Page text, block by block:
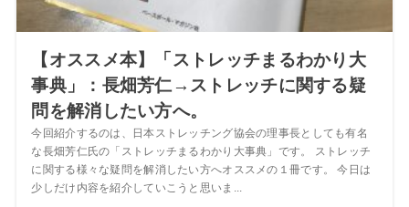
【オススメ本】「ストレッチまるわかり大
事典」：長畑芳仁→ストレッチに関する疑
問を解消したい方へ。
今回紹介するのは、日本ストレッチング協会の理事長としても有名
な長畑芳仁氏の「ストレッチまるわかり大事典」です。 ストレッチ
に関する様々な疑問を解消したい方へオススメの１冊です。 今日は
少しだけ内容を紹介していこうと思いま...